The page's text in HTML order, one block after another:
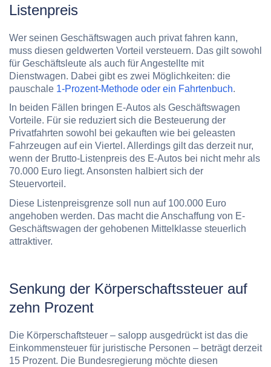
Listenpreis
Wer seinen Geschäftswagen auch privat fahren kann,
muss diesen geldwerten Vorteil versteuern. Das gilt sowohl
für Geschäftsleute als auch für Angestellte mit
Dienstwagen. Dabei gibt es zwei Möglichkeiten: die
pauschale 1-Prozent-Methode oder ein Fahrtenbuch.
In beiden Fällen bringen E-Autos als Geschäftswagen
Vorteile. Für sie reduziert sich die Besteuerung der
Privatfahrten sowohl bei gekauften wie bei geleasten
Fahrzeugen auf ein Viertel. Allerdings gilt das derzeit nur,
wenn der Brutto-Listenpreis des E-Autos bei nicht mehr als
70.000 Euro liegt. Ansonsten halbiert sich der
Steuervorteil.
Diese Listenpreisgrenze soll nun auf 100.000 Euro
angehoben werden. Das macht die Anschaffung von E-
Geschäftswagen der gehobenen Mittelklasse steuerlich
attraktiver.
Senkung der Körperschaftssteuer auf
zehn Prozent
Die Körperschaftsteuer – salopp ausgedrückt ist das die
Einkommensteuer für juristische Personen – beträgt derzeit
15 Prozent. Die Bundesregierung möchte diesen